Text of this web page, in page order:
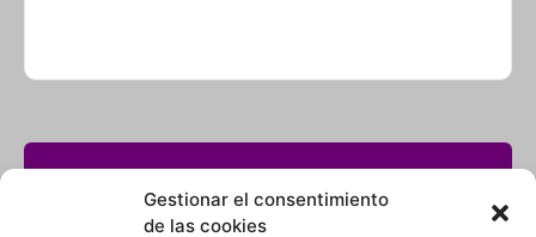
Gestionar el consentimiento
de las cookies
click aquí y en 24 horas o menos te lo
encontramos.